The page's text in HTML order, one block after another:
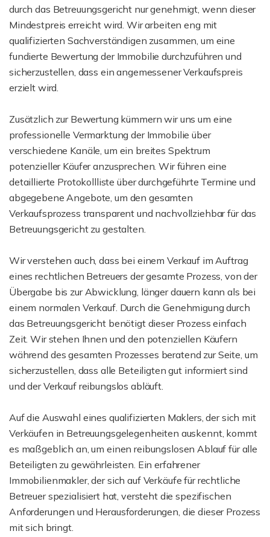
durch das Betreuungsgericht nur genehmigt, wenn dieser
Mindestpreis erreicht wird. Wir arbeiten eng mit
qualifizierten Sachverständigen zusammen, um eine
fundierte Bewertung der Immobilie durchzuführen und
sicherzustellen, dass ein angemessener Verkaufspreis
erzielt wird.
Zusätzlich zur Bewertung kümmern wir uns um eine
professionelle Vermarktung der Immobilie über
verschiedene Kanäle, um ein breites Spektrum
potenzieller Käufer anzusprechen. Wir führen eine
detaillierte Protokollliste über durchgeführte Termine und
abgegebene Angebote, um den gesamten
Verkaufsprozess transparent und nachvollziehbar für das
Betreuungsgericht zu gestalten.
Wir verstehen auch, dass bei einem Verkauf im Auftrag
eines rechtlichen Betreuers der gesamte Prozess, von der
Übergabe bis zur Abwicklung, länger dauern kann als bei
einem normalen Verkauf. Durch die Genehmigung durch
das Betreuungsgericht benötigt dieser Prozess einfach
Zeit. Wir stehen Ihnen und den potenziellen Käufern
während des gesamten Prozesses beratend zur Seite, um
sicherzustellen, dass alle Beteiligten gut informiert sind
und der Verkauf reibungslos abläuft.
Auf die Auswahl eines qualifizierten Maklers, der sich mit
Verkäufen in Betreuungsgelegenheiten auskennt, kommt
es maßgeblich an, um einen reibungslosen Ablauf für alle
Beteiligten zu gewährleisten. Ein erfahrener
Immobilienmakler, der sich auf Verkäufe für rechtliche
Betreuer spezialisiert hat, versteht die spezifischen
Anforderungen und Herausforderungen, die dieser Prozess
mit sich bringt.